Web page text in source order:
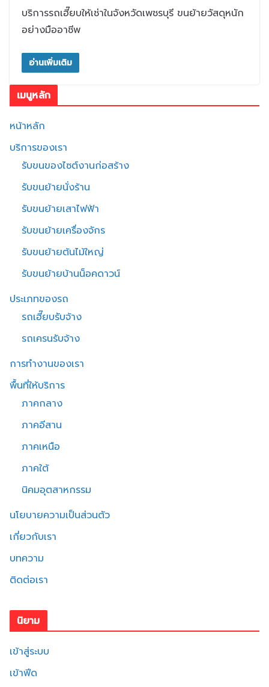
บริการรถเฮี๊ยบให้เช่าในจังหวัดเพชรบุรี ขนย้ายวัสดุหนัก
อย่างมืออาชีพ
อ่านเพิ่มเติม
เมนูหลัก
หน้าหลัก
บริการของเรา
รับขนของไซต์งานก่อสร้าง
รับขนย้ายนั่งร้าน
รับขนย้ายเสาไฟฟ้า
รับขนย้ายเครื่องจักร
รับขนย้ายต้นไม้ใหญ่
รับขนย้ายบ้านน็อคดาวน์
ประเภทของรถ
รถเฮี๊ยบรับจ้าง
รถเครนรับจ้าง
การทำงานของเรา
พื้นที่ให้บริการ
ภาคกลาง
ภาคอีสาน
ภาคเหนือ
ภาคใต้
นิคมอุตสาหกรรม
นโยบายความเป็นส่วนตัว
เกี่ยวกับเรา
บทความ
ติดต่อเรา
นิยาม
เข้าสู่ระบบ
เข้าฟีด